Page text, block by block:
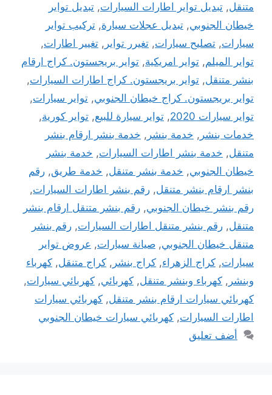
متنقل, تبديل تواير اطارات السيارات, تبديل تواير
خيطان الجنوبي, تبديل عجلات سيارة, تركيب تواير
سيارات, تصليح سيارات, تغيرر تواير , تغيير اطارات,
تواير الميلم, تواير امريكية, تواير بريجستون. كراج ارقام
بنشر متنقل, تواير بريجستون. كراج اطارات السيارات,
تواير بريجستون. كراج خيطان الجنوبي, تواير سيارات,
تواير سيارات 2020
, تواير سيارة للبيع, تواير كورية,
خدمات بنشر , خدمة بنشر , خدمة بنشر ارقام بنشر
متنقل, خدمة بنشر اطارات السيارات, خدمة بنشر
خيطان الجنوبي, خدمة بنشر متنقل, خدمة طريق, رقم
بنشر ارقام بنشر متنقل, رقم بنشر اطارات السيارات,
رقم بنشر خيطان الجنوبي, رقم بنشر متنقل ارقام بنشر
متنقل, رقم بنشر متنقل اطارات السيارات, رقم بنشر
متنقل خيطان الجنوبي, صيانة سيارات, عروض تواير
سيارات, كراج الزهراء, كراج بنشر , كراج متنقل, كهرباء
وبنشر , كهرباء وبنشر متنقل, كهربائي, كهربائي سيارات,
كهربائي سيارات ارقام بنشر متنقل, كهربائي سيارات
اطارات السيارات, كهربائي سيارات خيطان الجنوبي
أضف تعليق